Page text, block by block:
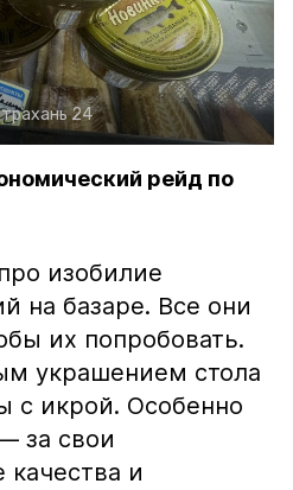
24
рейд по
про изобилие
на базаре. Все они
их попробовать.
украшением стола
с икрой. Особенно
за свои
качества и